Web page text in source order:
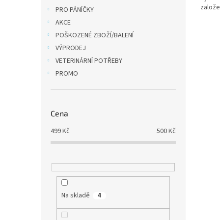
PRO PÁNÍČKY
AKCE
POŠKOZENÉ ZBOŽÍ/BALENÍ
VÝPRODEJ
VETERINÁRNÍ POTŘEBY
PROMO
Cena
499Kč 500Kč
Na skladě 4